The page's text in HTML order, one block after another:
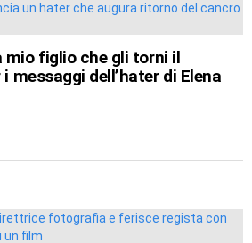
mio figlio che gli torni il
messaggi dell’hater di Elena